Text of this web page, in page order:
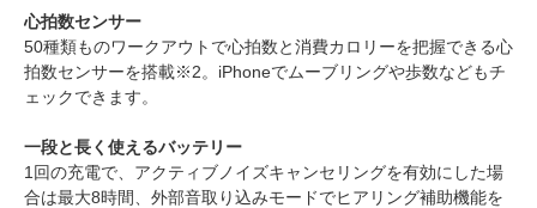
心拍数センサー
50種類ものワークアウトで心拍数と消費カロリーを把握できる心
拍数センサーを搭載※2。iPhoneでムーブリングや歩数などもチ
ェックできます。
一段と長く使えるバッテリー
1回の充電で、アクティブノイズキャンセリングを有効にした場
合は最大8時間、外部音取り込みモードでヒアリング補助機能を